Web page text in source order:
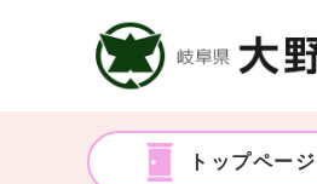
トップページ